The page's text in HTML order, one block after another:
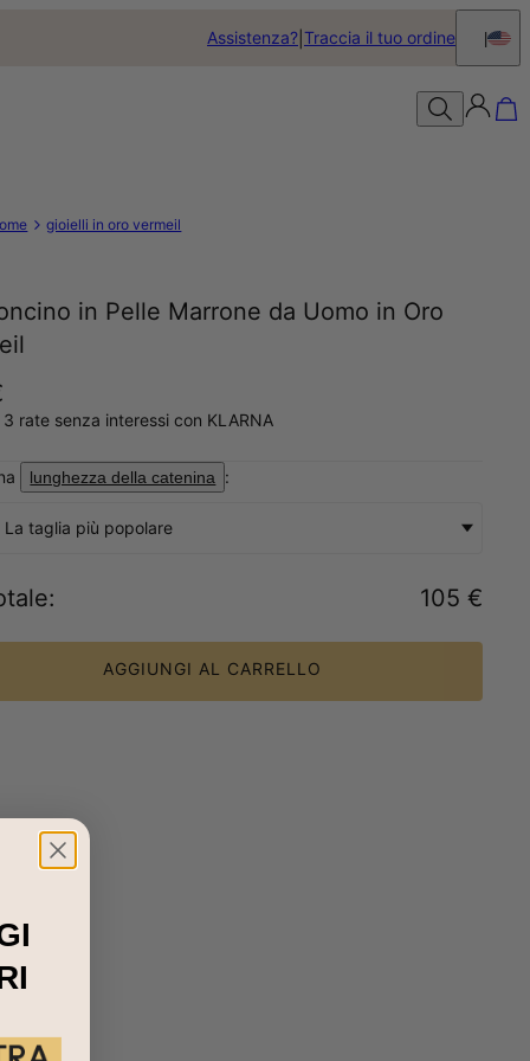
Assistenza? Traccia il tuo ordine
gioielli in oro vermeil
in Pelle Marrone da Uomo in Oro
rate senza interessi con KLARNA
lunghezza della catenina :
La taglia più popolare
: 105 €
AGGIUNGI AL CARRELLO